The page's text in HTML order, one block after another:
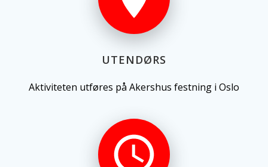
UTENDØRS
Aktiviteten utføres på Akershus festning i Oslo